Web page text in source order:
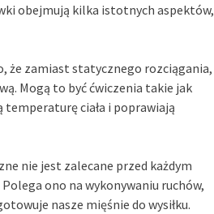
obejmują kilka istotnych aspektów,
że zamiast statycznego rozciągania,
Mogą to być ćwiczenia takie jak
temperaturę ciała i poprawiają
nie jest zalecane przed każdym
ono na wykonywaniu ruchów,
nasze mięśnie do wysiłku.